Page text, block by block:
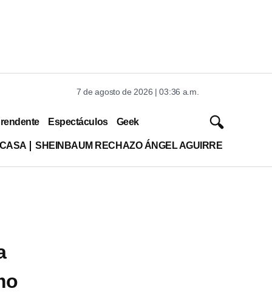
7 de agosto de 2026 | 03:36 a.m.
Espectáculos Geek
SHEINBAUM RECHAZO ÁNGEL AGUIRRE